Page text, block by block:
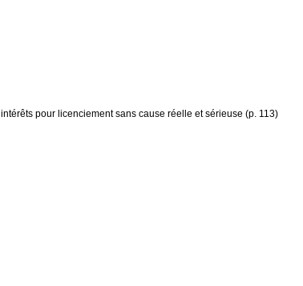
pour licenciement sans cause réelle et sérieuse (p. 113)